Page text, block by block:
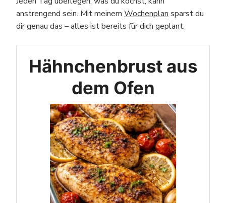
anstrengend sein. Mit meinem Wochenplan sparst du
dir genau das – alles ist bereits für dich geplant.
Hähnchenbrust aus
dem Ofen